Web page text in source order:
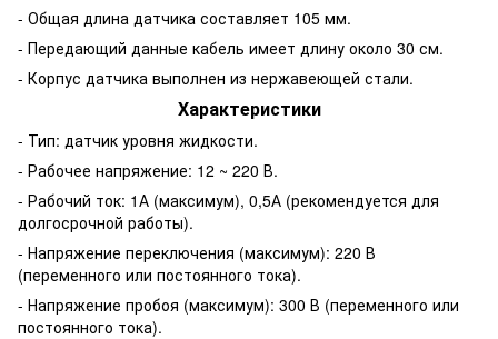
- Общая длина датчика составляет 105 мм.
- Передающий данные кабель имеет длину около 30 см.
- Корпус датчика выполнен из нержавеющей стали.
Характеристики
- Тип: датчик уровня жидкости.
- Рабочее напряжение: 12 ~ 220 В.
- Рабочий ток: 1А (максимум), 0,5А (рекомендуется для
долгосрочной работы).
- Напряжение переключения (максимум): 220 В
(переменного или постоянного тока).
- Напряжение пробоя (максимум): 300 В (переменного или
постоянного тока).